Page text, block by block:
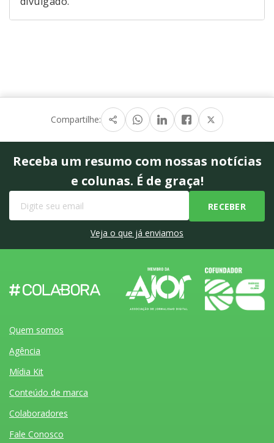
Compartilhe:
Receba um resumo com nossas notícias
e colunas. É de graça!
Veja o que já enviamos
Quem somos
Agência
Mídia Kit
Conteúdo de marca
Colaboradores
Fale Conosco